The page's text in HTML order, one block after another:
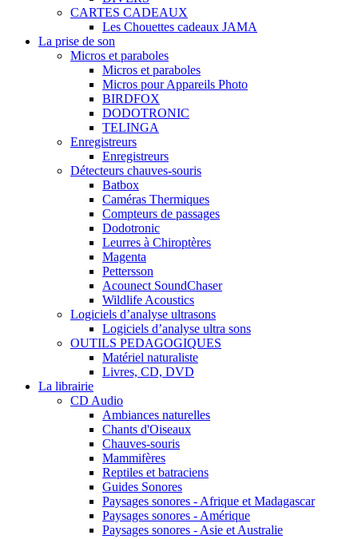
CARTES CADEAUX
Les Chouettes cadeaux JAMA
La prise de son
Micros et paraboles
Micros et paraboles
Micros pour Appareils Photo
BIRDFOX
DODOTRONIC
TELINGA
Enregistreurs
Enregistreurs
Détecteurs chauves-souris
Batbox
Caméras Thermiques
Compteurs de passages
Dodotronic
Leurres à Chiroptères
Magenta
Pettersson
Acounect SoundChaser
Wildlife Acoustics
Logiciels d’analyse ultrasons
Logiciels d’analyse ultra sons
OUTILS PEDAGOGIQUES
Matériel naturaliste
Livres, CD, DVD
La librairie
CD Audio
Ambiances naturelles
Chants d'Oiseaux
Chauves-souris
Mammifères
Reptiles et batraciens
Guides Sonores
Paysages sonores - Afrique et Madagascar
Paysages sonores - Amérique
Paysages sonores - Asie et Australie